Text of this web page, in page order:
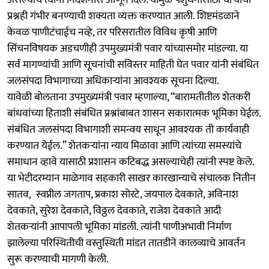
प्रश्नही गंभीर बनण्याची शक्यता व्यक्त करण्यात आली. शिष्टमंडळाने
केवळ पाणीटंचाईच नव्हे, तर परिसरातील विविध कृषी आणि
सिंचनविषयक अडचणीही उपमुख्यमंत्री पवार यांच्यासमोर मांडल्या. या
सर्व मागण्यांची आणि सूचनांची सविस्तर माहिती घेत पवार यांनी संबंधित
जलसंपदा विभागाच्या अधिकाऱ्यांना आवश्यक सूचना दिल्या.
यावेळी बोलताना उपमुख्यमंत्री पवार म्हणाल्या, “बारामतीतील शेतकरी
बांधवांच्या हिताशी संबंधित प्रश्नांबाबत शासन सकारात्मक भूमिका घेईल.
संबंधित जलसंपदा विभागाशी समन्वय साधून आवश्यक ती कार्यवाही
करण्यात येईल.” शेतकऱ्यांना न्याय मिळावा आणि त्यांच्या समस्यांचे
समाधान व्हावे यासाठी प्रशासन कटिबद्ध असल्याचेही त्यांनी स्पष्ट केले.
या भेटीदरम्यान माळेगाव सहकारी साखर कारखान्याचे संचालक नितीन
सातव, स्वप्नील जगताप, प्रकाश सोरटे, जयपाल देवकाते, अविनाश
देवकाते, सुरेश देवकाते, विठ्ठल देवकाते, राजेश देवकाते आदी
शेतकऱ्यांनी आपापली भूमिका मांडली. त्यांनी पाणीअभावी निर्माण
झालेल्या परिस्थितीची वस्तुस्थिती मांडत तातडीने कालव्याचे आवर्तन
सुरू करण्याची मागणी केली.